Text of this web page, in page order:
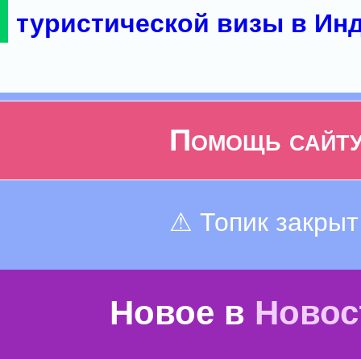
туристической визы в
Помощь
⚠ Топик закрыт
Новое в